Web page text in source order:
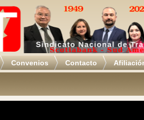
Convenios Contacto